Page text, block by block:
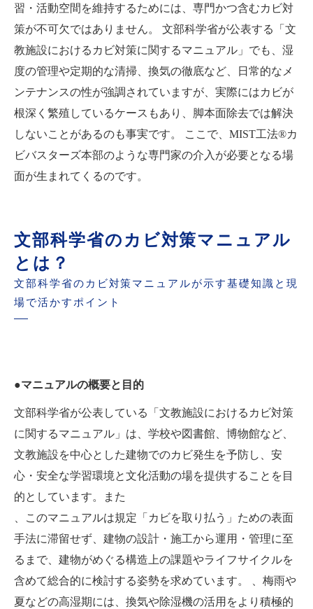
習・活動空間を維持するためには、専門かつ含むカビ対
策が不可欠ではありません。 文部科学省が公表する「文
教施設におけるカビ対策に関するマニュアル」でも、湿
度の管理や定期的な清掃、換気の徹底など、日常的なメ
ンテナンスの性が強調されていますが、実際にはカビが
根深く繁殖しているケースもあり、脚本面除去では解決
しないことがあるのも事実です。 ここで、MIST工法®カ
ビバスターズ本部のような専門家の介入が必要となる場
面が生まれてくるのです。
文部科学省のカビ対策マニュアル
とは？
文部科学省のカビ対策マニュアルが示す基礎知識と現
場で活かすポイント
●マニュアルの概要と目的
文部科学省が公表している「文教施設におけるカビ対策
に関するマニュアル」は、学校や図書館、博物館など、
文教施設を中心とした建物でのカビ発生を予防し、安
心・安全な学習環境と文化活動の場を提供することを目
的としています。また
、このマニュアルは規定「カビを取り払う」ための表面
手法に滞留せず、建物の設計・施工から運用・管理に至
るまで、建物がめぐる構造上の課題やライフサイクルを
含めて総合的に検討する姿勢を求めています。 、梅雨や
夏などの高湿期には、換気や除湿機の活用をより積極的